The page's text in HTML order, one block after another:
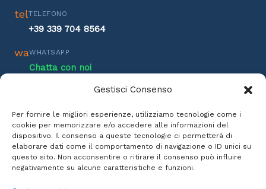
Gestisci Consenso
Per fornire le migliori esperienze, utilizziamo tecnologie come i
cookie per memorizzare e/o accedere alle informazioni del
dispositivo. Il consenso a queste tecnologie ci permetterà di
elaborare dati come il comportamento di navigazione o ID unici su
questo sito. Non acconsentire o ritirare il consenso può influire
negativamente su alcune caratteristiche e funzioni.
telTELEFONO
+39 339 704 8564
waWHATSAPP
Chatta con noi
hORARI ASSISTENZA
Lun-Ven: 8:00 - 17:00
Sab: 9:00 - 13:00